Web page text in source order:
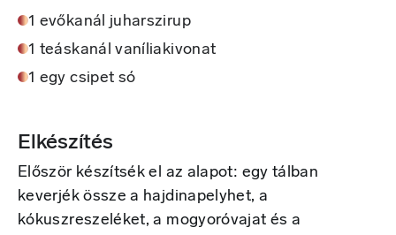
1 evőkanál juharszirup
1 teáskanál vaníliakivonat
1 egy csipet só
Elkészítés
Először készítsék el az alapot: egy tálban
keverjék össze a hajdinapelyhet, a
kókuszreszeléket, a mogyoróvajat és a